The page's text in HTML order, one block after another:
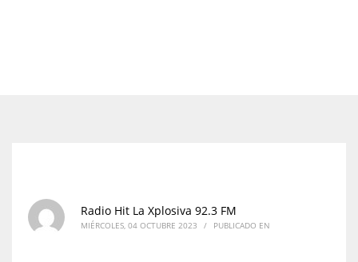
Radio Hit La Xplosiva 92.3 FM
MIÉRCOLES, 04 OCTUBRE 2023 / PUBLICADO EN